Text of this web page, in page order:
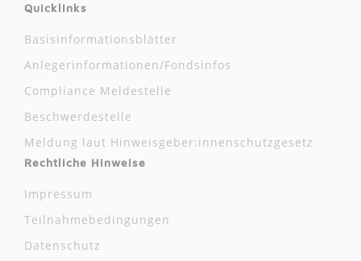
Quicklinks
Basisinformationsblätter
Anlegerinformationen/Fondsinfos
Compliance Meldestelle
Beschwerdestelle
Meldung laut Hinweisgeber:innenschutzgesetz
Rechtliche Hinweise
Impressum
Teilnahmebedingungen
Datenschutz